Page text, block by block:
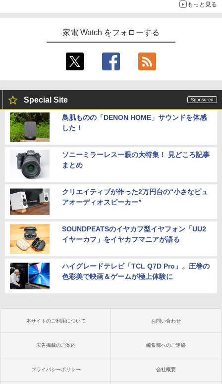
もっと見る
家電 Watch をフォローする
Special Site
鳥肌ものの「DENON HOME」サウンドを体感
した！
ソニーミラーレス一眼の大特集！ 見どころ記事
まとめ
クリエイティブが作った2万円台の“小さなピュ
アオーディオスピーカー”
SOUNDPEATSのイヤカフ型イヤフォン「UU2
イヤーカフ」をイヤカフマニアが語る
ハイグレードテレビ「TCL Q7D Pro」。圧巻の
色彩美で映画＆ゲームが極上体験に
本サイトのご利用について お問い合わせ
広告掲載のご案内 編集部へのご連絡
プライバシーポリシー 会社概要